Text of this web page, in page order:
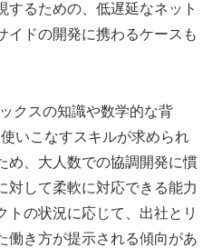
するための、低遅延なネット
イドの開発に携わるケースも
クスの知識や数学的な背
いこなすスキルが求められ
め、大人数での協調開発に慣
対して柔軟に対応できる能力
トの状況に応じて、出社とリ
働き方が提示される傾向があ